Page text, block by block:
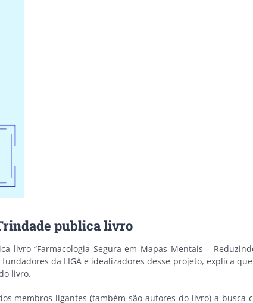
publica livro
livro “Farmacologia Segura em Mapas Mentais –
da LIGA e idealizadores desse projeto, explica
livro.
membros ligantes (também são autores do livro) a busca